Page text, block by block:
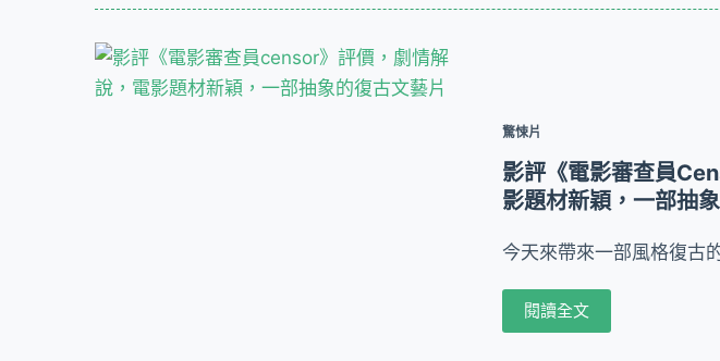
驚悚片
影評《電影審查員
影題材新穎，一部抽
今天來帶來一部風格復古
閱讀全文